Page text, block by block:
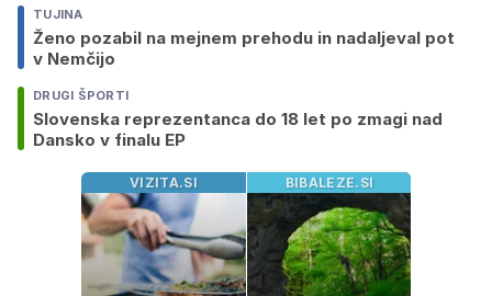
TUJINA
Ženo pozabil na mejnem prehodu in nadaljeval pot
v Nemčijo
DRUGI ŠPORTI
Slovenska reprezentanca do 18 let po zmagi nad
Dansko v finalu EP
VIZITA.SI BIBALEZE.SI